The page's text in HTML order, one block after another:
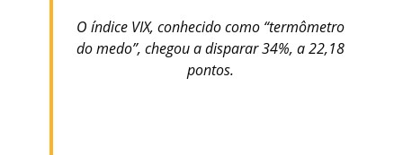
O índice VIX, conhecido como “termômetro
do medo”, chegou a disparar 34%, a 22,18
pontos.